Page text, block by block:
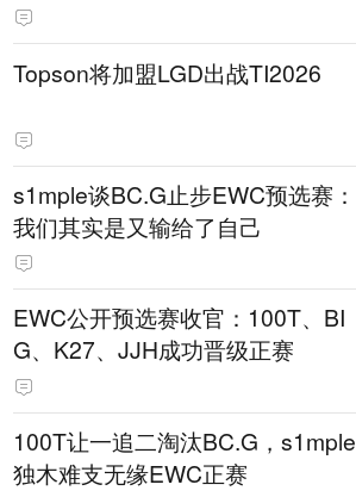
Topson将加盟LGD出战TI2026
s1mple谈BC.G止步EWC预选赛：
我们其实是又输给了自己
EWC公开预选赛收官：100T、BI
G、K27、JJH成功晋级正赛
100T让一追二淘汰BC.G，s1mple
独木难支无缘EWC正赛